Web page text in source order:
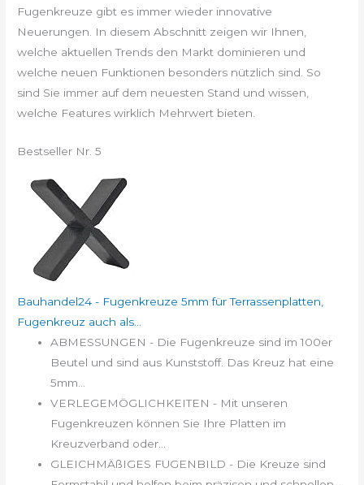
Fugenkreuze gibt es immer wieder innovative
Neuerungen. In diesem Abschnitt zeigen wir Ihnen,
welche aktuellen Trends den Markt dominieren und
welche neuen Funktionen besonders nützlich sind. So
sind Sie immer auf dem neuesten Stand und wissen,
welche Features wirklich Mehrwert bieten.
Bestseller Nr. 5
Bauhandel24 - Fugenkreuze 5mm für Terrassenplatten,
Fugenkreuz auch als...
ABMESSUNGEN - Die Fugenkreuze sind im 100er
Beutel und sind aus Kunststoff. Das Kreuz hat eine
5mm...
VERLEGEMÖGLICHKEITEN - Mit unseren
Fugenkreuzen können Sie Ihre Platten im
Kreuzverband oder...
GLEICHMÄßIGES FUGENBILD - Die Kreuze sind